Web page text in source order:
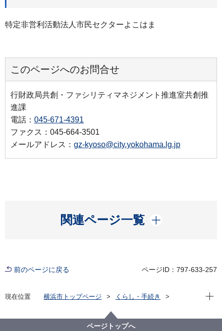
特定非営利活動法人市民セクターよこはま
このページへのお問合せ
行財政局共創・ファシリティマネジメント推進室共創推
進課
電話： 045-671-4391
ファクス：045-664-3501
メールアドレス： gz-kyoso@city.yokohama.lg.jp
関連ページ一覧
開く
前のページに戻る ページID：797-633-257
現在位置 横浜市トップページ
くらし・手続き
横浜市市民協働推進センター
現在
ページトップへ